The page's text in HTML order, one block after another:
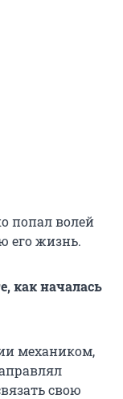
попал волей
его жизнь.
как началась
механиком,
свою